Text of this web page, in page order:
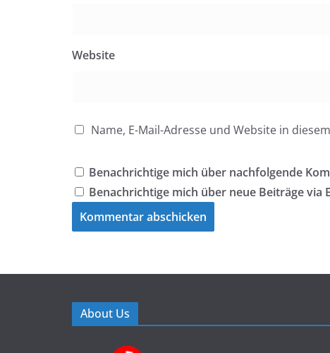
Website
Name, E-Mail-Adresse und Website in
Benachrichtige mich über nachfolgende
Benachrichtige mich über neue Beiträge via
About Us